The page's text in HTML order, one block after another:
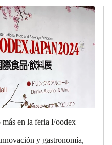
en la feria Foodex
y gastronomía,